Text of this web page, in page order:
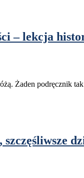
– lekcja
Żaden podręcznik